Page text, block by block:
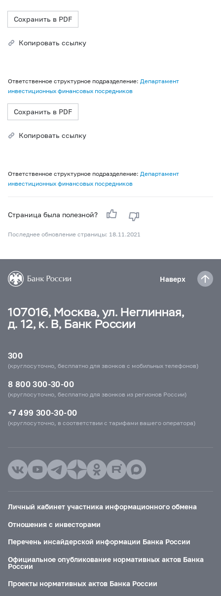
Сохранить в PDF
Копировать ссылку
Ответственное структурное подразделение: Департамент
инвестиционных финансовых посредников
Сохранить в PDF
Копировать ссылку
Ответственное структурное подразделение: Департамент
инвестиционных финансовых посредников
Страница была полезной?
Последнее обновление страницы: 18.11.2021
Наверх
107016, Москва, ул. Неглинная,
д. 12, к. В, Банк России
300
(круглосуточно, бесплатно для звонков с мобильных телефонов)
8 800 300-30-00
(круглосуточно, бесплатно для звонков из регионов России)
+7 499 300-30-00
(круглосуточно, в соответствии с тарифами вашего оператора)
Личный кабинет участника информационного обмена
Отношения с инвесторами
Перечень инсайдерской информации Банка России
Официальное опубликование нормативных актов Банка
России
Проекты нормативных актов Банка России